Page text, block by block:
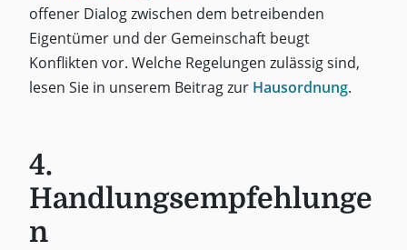
offener Dialog zwischen dem betreibenden
Eigentümer und der Gemeinschaft beugt
Konflikten vor. Welche Regelungen zulässig sind,
lesen Sie in unserem Beitrag zur Hausordnung.
4.
Handlungsempfehlunge
n